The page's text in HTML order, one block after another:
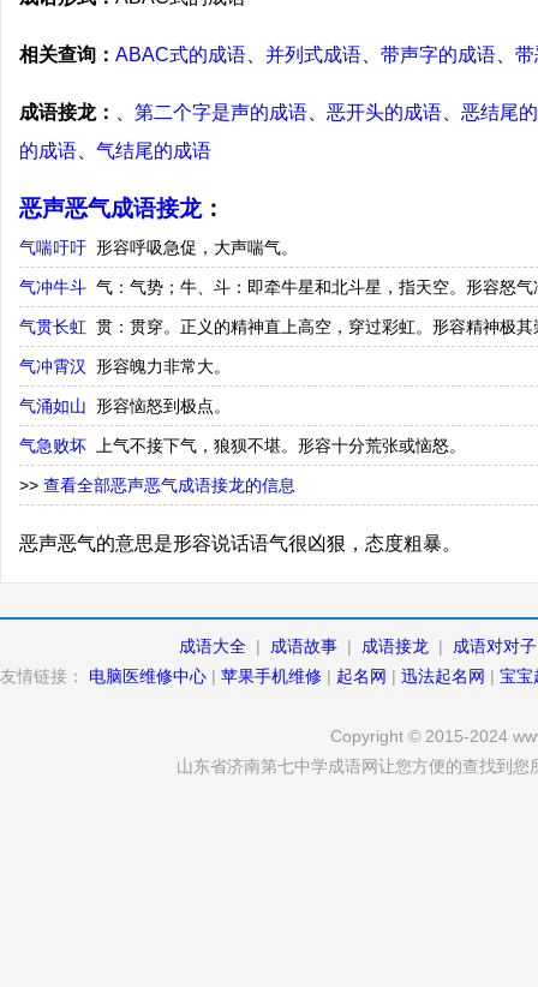
相关查询： ABAC式的成语 并列式成语 带声字的成语 带
成语接龙： 第二个字是声的成语 恶开头的成语
恶结尾
的成语
气结尾的成语
恶声恶气成语接龙：
气喘吁吁 形容呼吸急促，大声喘气。
气冲牛斗 气：气势；牛、斗：即牵牛星和北斗星，指天空。形容怒
气贯长虹 贯：贯穿。正义的精神直上高空，穿过彩虹。形容精神极
气冲霄汉 形容魄力非常大。
气涌如山 形容恼怒到极点。
气急败坏 上气不接下气，狼狈不堪。形容十分荒张或恼怒。
>> 查看全部恶声恶气成语接龙的信息
恶声恶气的意思是形容说话语气很凶狠，态度粗暴。
成语大全 | 成语故事 | 成语接龙 |
成语对对子
友情链接：
电脑医维修中心 | 苹果手机维修 | 起名网 | 迅法起名网 | 宝宝
Copyright © 2015-2024
山东省济南第七中学成语网让您方便的查找到您